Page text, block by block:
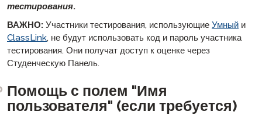
тестирования.
ВАЖНО: Участники тестирования, использующие Умный и
ClassLink, не будут использовать код и пароль участника
тестирования. Они получат доступ к оценке через
Студенческую Панель.
Помощь с полем "Имя
пользователя" (если требуется)